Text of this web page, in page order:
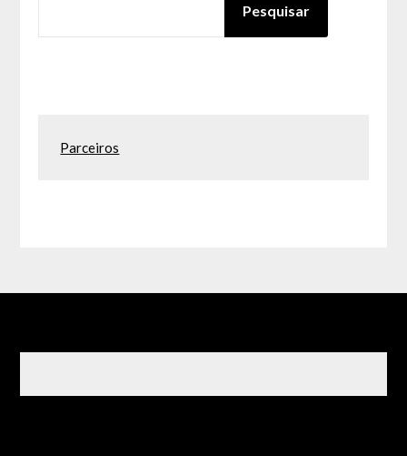
Pesquisar
Parceiros